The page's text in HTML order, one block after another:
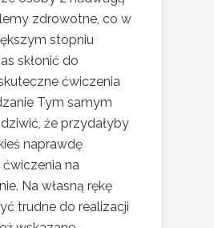
zdrowotne, co w
stopniu
skłonić do
ćwiczenia
Tym samym
że przydałyby
naprawdę
na
Na własną rękę
trudne do realizacji